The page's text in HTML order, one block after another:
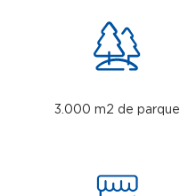
3.000 m2 de parque